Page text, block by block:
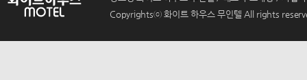
Copyrightsⓒ 화이트 하우스 무인텔 All rights